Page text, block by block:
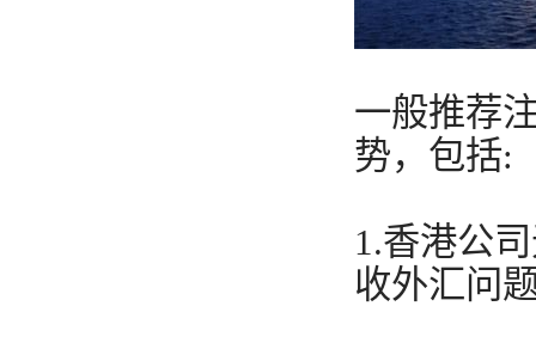
一般推荐
势，包括:
1.香港公
收外汇问